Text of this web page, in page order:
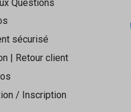
Questions
sécurisé
| Retour client
/ Inscription